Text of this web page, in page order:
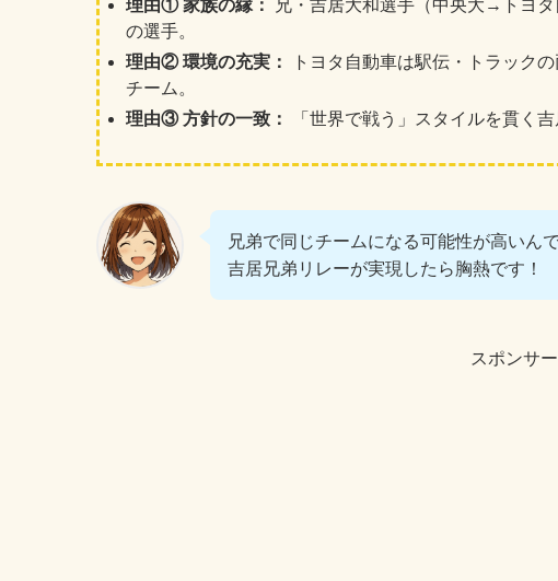
の選手。
理由② 環境の充実：
トヨタ自動車は駅伝・トラック
チーム。
理由③ 方針の一致：
「世界で戦う」スタイルを貫く
兄弟で同じチームになる可能性が高いんで
吉居兄弟リレーが実現したら胸熱です！
スポンサ